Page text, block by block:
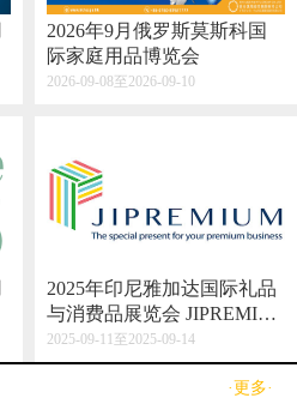
2026年9月俄罗斯莫斯科国
际家庭用品博览会
2026-09-08至2026-09-10
2025年印尼雅加达国际礼品
与消费品展览会 JIPREMIU
M
2025-09-11至2025-09-14
·更多·